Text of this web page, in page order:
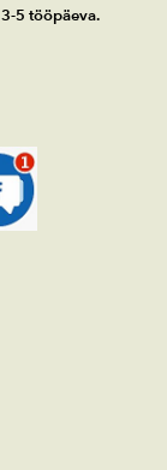
3-5 tööpäeva.